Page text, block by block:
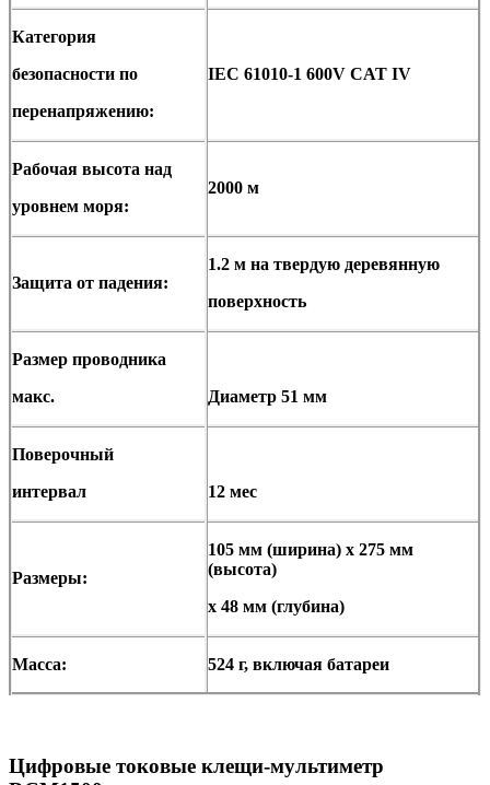
Категория
безопасности по
перенапряжению:
IEC 61010-1 600V CAT IV
Рабочая высота над
уровнем моря:
2000 м
Защита от падения:
1.2 м на твердую деревянную
поверхность
Размер проводника
макс.
Диаметр 51 мм
Поверочный
интервал
12 мес
Размеры:
105 мм (ширина) x 275 мм
(высота)
x 48 мм (глубина)
Масса: 524 г, включая батареи
Цифровые токовые клещи-мультиметр